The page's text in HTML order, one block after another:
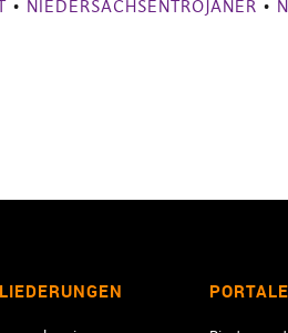
• NIEDERSACHSENTROJANER •
PORTALE